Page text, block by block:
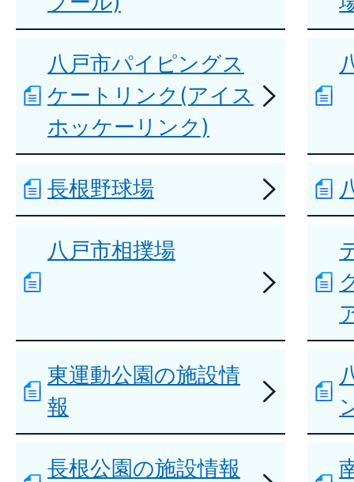
八戸市パイピングス
ケートリンク(アイス
ホッケーリンク)
長根野球場
八戸市相撲場
東運動公園の施設情
報
長根公園の施設情報